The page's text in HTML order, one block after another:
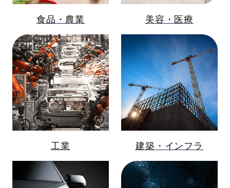
食品・農業 美容・医療
工業 建築・インフラ